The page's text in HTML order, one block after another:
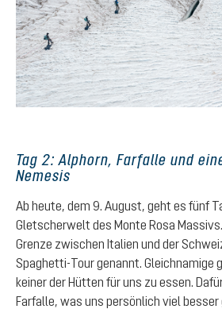
Tag 2: Alphorn, Farfalle und
Nemesis
Ab heute, dem 9. August, geht es fünf
Gletscherwelt des Monte Rosa
Grenze zwischen Italien und der
Spaghetti-Tour genannt. Gleichnamige
keiner der Hütten für uns zu essen.
Farfalle, was uns persönlich viel besser